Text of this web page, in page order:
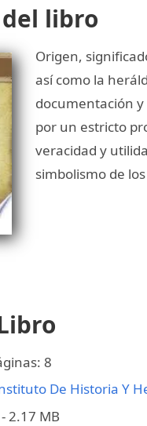
libro
Origen,
así como la
documentación
por un estricto
veracidad y
simbolismo de
8
De Historia Y
2.17 MB